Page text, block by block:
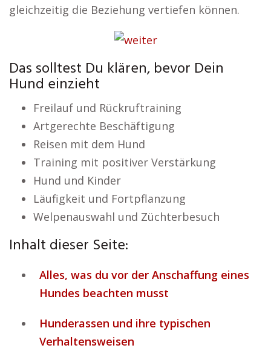
gleichzeitig die Beziehung vertiefen können.
Das solltest Du klären, bevor Dein
Hund einzieht
Freilauf und Rückruftraining
Artgerechte Beschäftigung
Reisen mit dem Hund
Training mit positiver Verstärkung
Hund und Kinder
Läufigkeit und Fortpflanzung
Welpenauswahl und Züchterbesuch
Inhalt dieser Seite:
Alles, was du vor der Anschaffung eines
Hundes beachten musst
Hunderassen und ihre typischen
Verhaltensweisen